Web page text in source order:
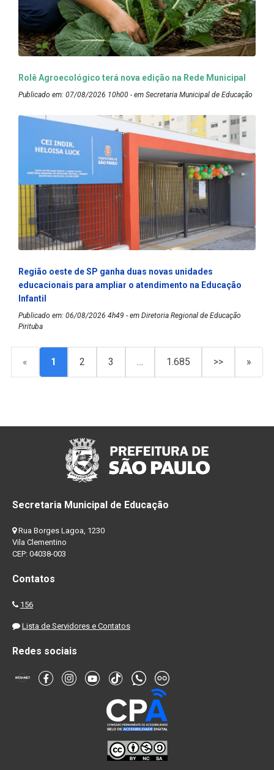
Rolê Agroecológico terá nova edição na Rede Municipal
Publicado em: 07/08/2026 10h00 - em Secretaria Municipal de Educação
Região oeste de SP ganha duas novas unidades
educacionais para ampliar o atendimento na Educação
Infantil
Publicado em: 06/08/2026 4h49 - em Diretoria Regional de Educação
Pirituba
« 1 2 3 … 1.685 >> »
Secretaria Municipal de Educação
Rua Borges Lagoa, 1230
Vila Clementino
CEP: 04038-003
Contatos
156
Lista de Servidores e Contatos
Redes sociais